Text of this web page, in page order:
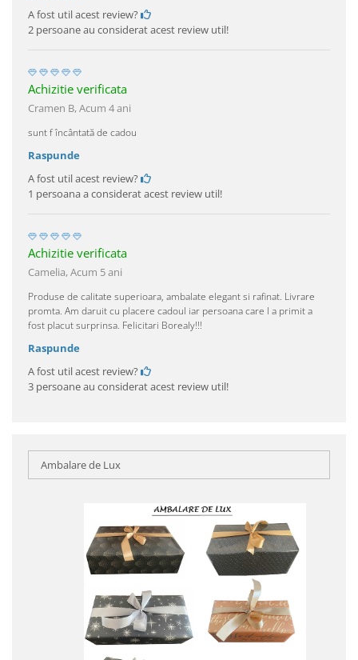
A fost util acest review?
2 persoane au considerat acest review util!
Achizitie verificata
Cramen B,Acum 4 ani
sunt f încântată de cadou
Raspunde
A fost util acest review?
1 persoana a considerat acest review util!
Achizitie verificata
Camelia,Acum 5 ani
Produse de calitate superioara, ambalate elegant si rafinat. Livrare
promta. Am daruit cu placere cadoul iar persoana care l a primit a
fost placut surprinsa. Felicitari Borealy!!!
Raspunde
A fost util acest review?
3 persoane au considerat acest review util!
Ambalare de Lux